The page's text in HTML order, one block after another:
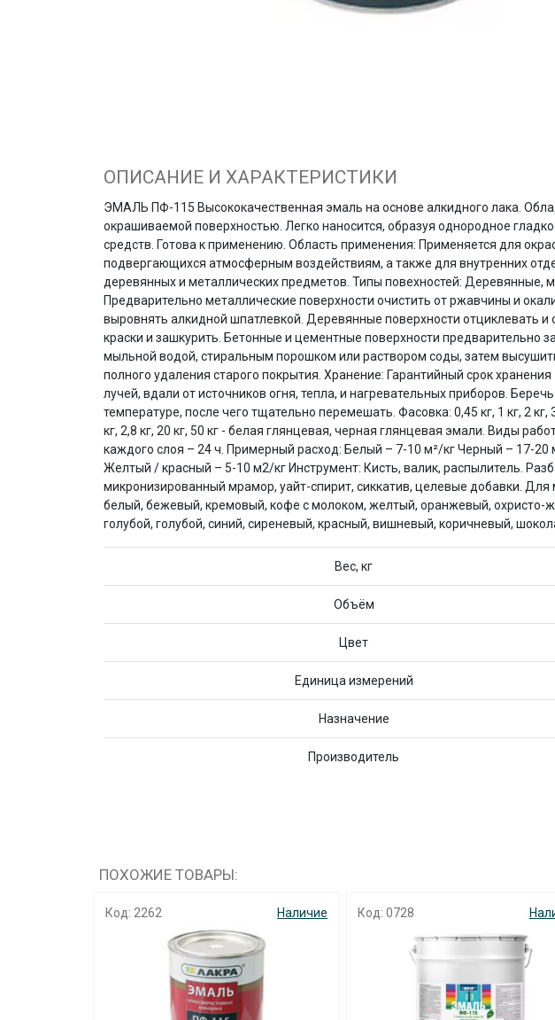
ОПИСАНИЕ И ХАРАКТЕРИСТИКИ
ЭМАЛЬ ПФ-115 Высококачественная эмаль на основе алкидного лака.
окрашиваемой поверхностью. Легко наносится, образуя однородное
средств. Готова к применению. Область применения: Применяется для
подвергающихся атмосферным воздействиям, а также для внутренних
деревянных и металлических предметов. Типы повехностей: Деревянные,
Предварительно металлические поверхности очистить от ржавчины и
выровнять алкидной шпатлевкой. Деревянные поверхности отциклевать
краски и зашкурить. Бетонные и цементные поверхности предварительно
мыльной водой, стиральным порошком или раствором соды, затем
полного удаления старого покрытия. Хранение: Гарантийный срок
лучей, вдали от источников огня, тепла, и нагревательных приборов.
температуре, после чего тщательно перемешать. Фасовка: 0,45 кг, 1 кг, 2 кг,
кг, 2,8 кг, 20 кг, 50 кг - белая глянцевая, черная глянцевая эмали. Виды
каждого слоя – 24 ч. Примерный расход: Белый – 7-10 м²/кг Черный – 17-
Желтый / красный – 5-10 м2/кг Инструмент: Кисть, валик, распылитель.
микронизированный мрамор, уайт-спирит, сиккатив, целевые добавки.
белый, бежевый, кремовый, кофе с молоком, желтый, оранжевый,
голубой, голубой, синий, сиреневый, красный, вишневый, коричневый,
Вес, кг
Объём
Цвет
Единица измерений
Назначение
Производитель
ПОХОЖИЕ ТОВАРЫ:
Код: 0728 Наличие Код: 6186
Оставшиеся 75%
с вашей картыпо
Подробнееоб
недели
8